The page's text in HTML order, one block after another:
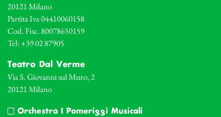
20121 Milano
Partita Iva 04410060158
Cod. Fisc. 80078650159
Tel: +39 02 87905
Teatro Dal Verme
Via S. Giovanni sul Muro, 2
20121 Milano
Orchestra I Pomeriggi Musicali